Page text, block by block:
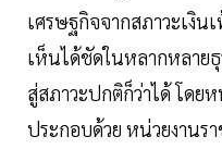
เศรษฐกิจจากสภาวะเงิน
เห็นได้ชัดในหลากหลาย
สู่สภาวะปกติก็ว่าได้ โดย
ประกอบด้วย หน่วยงานร